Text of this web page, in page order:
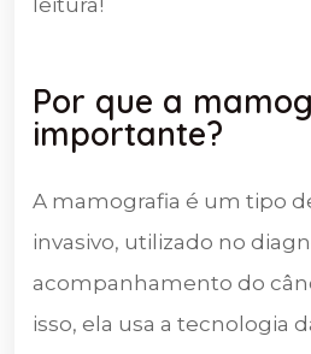
Por que a
importante?
A mamografia é um tipo
invasivo, utilizado no
acompanhamento do
isso, ela usa a tecnologia